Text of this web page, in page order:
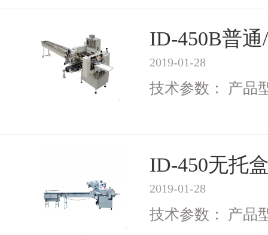
ID-450B普
2019-01-28
技术参数： 产品
ID-450无托
2019-01-28
技术参数： 产品